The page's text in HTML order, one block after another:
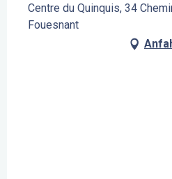
Centre du Quinquis, 34
Fouesnant